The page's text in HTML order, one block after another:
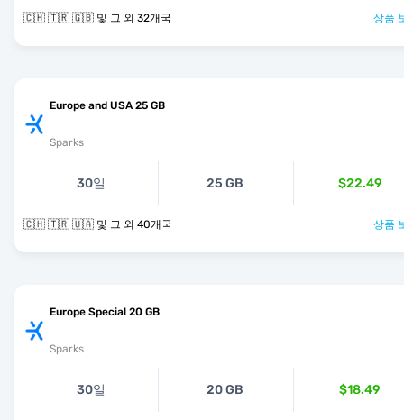
🇨🇭 🇹🇷 🇬🇧 및 그 외 32개국 상품
Europe and USA 25 GB
Sparks
30일 25 GB $22.49
🇨🇭 🇹🇷 🇺🇦 및 그 외 40개국 상품
Europe Special 20 GB
Sparks
30일 20 GB $18.49